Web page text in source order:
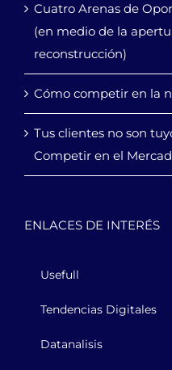
Cuatro Arenas de
(en medio de la
reconstrucción)
Cómo competir en la
Tus clientes no son
Competir en el
ENLACES DE INTERÉS
Usefull
Tendencias Digitales
Datanalisis